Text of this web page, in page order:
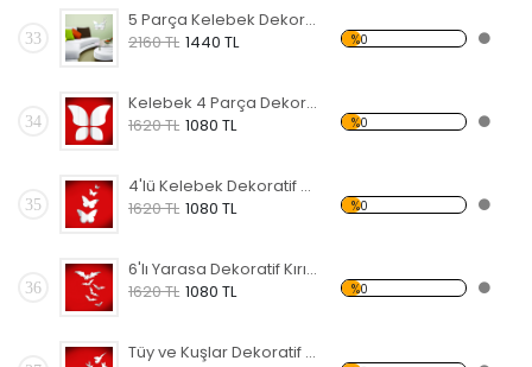
33
5 Parça Kelebek Dekoratif Kırılmaz Ayna
2160 TL 1440 TL %0
34
Kelebek 4 Parça Dekoratif Kırılmaz Ayna
1620 TL 1080 TL %0
35
4'lü Kelebek Dekoratif Kırılmaz Ayna
1620 TL 1080 TL %0
36
6'lı Yarasa Dekoratif Kırılmaz Ayna
1620 TL 1080 TL %0
Tüy ve Kuşlar Dekoratif Kırılmaz Ayna